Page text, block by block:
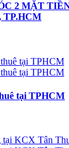
2 MẶT
TP.HCM
tại TPHCM